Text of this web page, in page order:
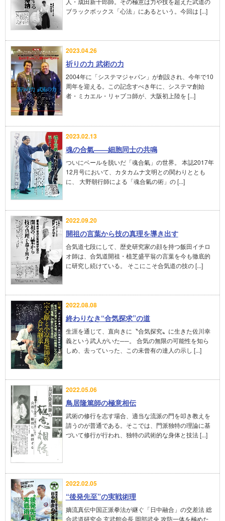
ブラックボックス「心法」にあるという。今回は [...]
2023.04.26
祈りの力 武術の力
2004年に「システマジャパン」が創設され、今年で10
周年を迎える。この記念すべき年に、システマ創始
者・ミカエル・リャブコ師が、大阪初上陸を [...]
2023.02.13
魂の合氣――細胞同士の共鳴
ついにベールを脱いだ「魂合氣」の世界。 本誌2017年
12月号において、カタカムナ文明との関わりととも
に、 大野朝行師による「魂合氣の術」の [...]
2022.09.20
開祖の言葉から技の真理を導き出す
合気道七段にして、歴史研究家の顔を持つ飯田イチロ
オ師は、合気道開祖・植芝盛平翁の言葉を今も徹底的
に研究し続けている。 そこにこそ合気道の技の [...]
2022.08.08
終わりなき“合気探求”の道
生涯を通じて、直向きに〝合気探究〟に生きた佐川幸
義という武人がいた──。 合気の無限の可能性を知ら
しめ、去っていった、この未曾有の達人の示し [...]
2022.05.06
鳥居隆篤師の極意相伝
武術の修行を志す場合、適当な流派の門を叩き教えを
請うのが普通である。そこでは、門派独特の理論に基
づいて修行が行われ、独特の武術的な身体と技法 [...]
2022.02.05
“後発先至”の実戦術理
嫡流真伝中国正派拳法が継ぐ「日中融合」の交差法 総
合武道研究会 玄武館会長 岡部武央 攻防一体を極めた